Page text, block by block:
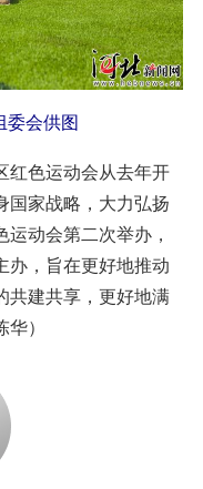
委会供图
色运动会从去年开
国家战略，大力弘扬
动会第二次举办，
办，旨在更好地推动
共建共享，更好地满
）